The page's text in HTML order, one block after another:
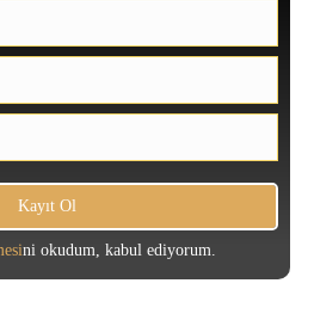
ni okudum, kabul ediyorum.